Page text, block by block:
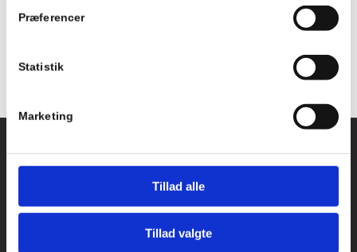
Præferencer
Statistik
Marketing
Tillad alle
Tillad valgte
Kontakt os
2600 Glostrup
Ydelser
Bil kørekort
MC kørekort
B/E Trailerkørekort